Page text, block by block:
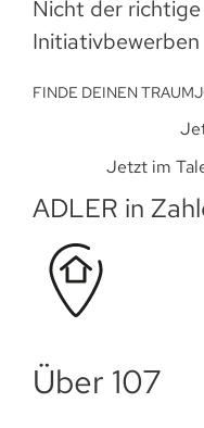
Nicht der
Initiativbewerben
FINDE DEINEN
Jetzt im
ADLER in
Über 109